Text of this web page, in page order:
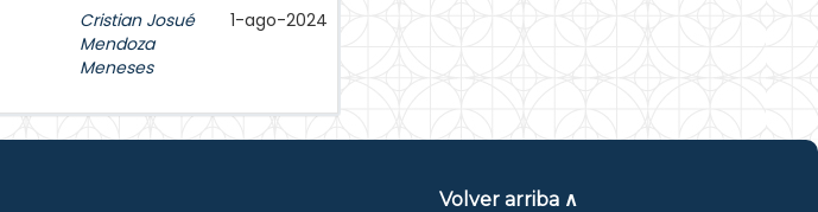
Cristian Josué
Mendoza
Meneses
1-ago-2024
Volver arriba ∧